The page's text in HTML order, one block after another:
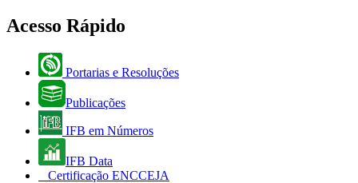
Acesso Rápido
Portarias e Resoluções
Publicações
IFB em Números
IFB Data
Certificação ENCCEJA